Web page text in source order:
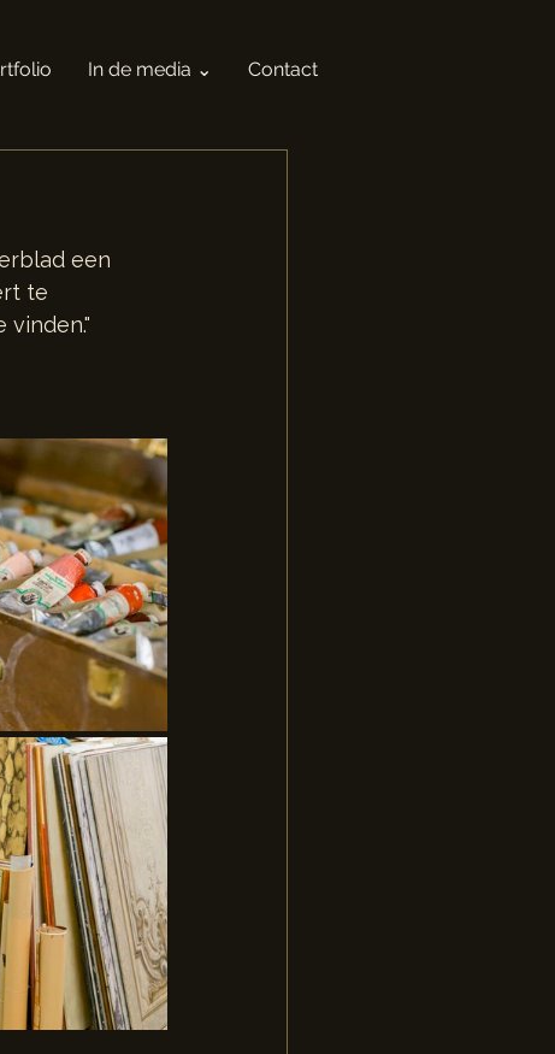
In de media ⌄ Contact
een
te
vinden."